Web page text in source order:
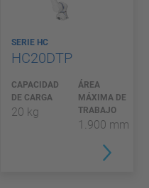
SERIE HC
HC20DTP
CAPACIDAD
DE CARGA
20 kg
ÁREA
MÁXIMA DE
TRABAJO
1.900 mm